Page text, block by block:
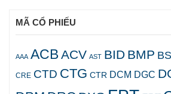
MÃ CỔ PHIẾU
AAA ACBACV AST BID BMP
CRE CTD CTG CTR DCM DGC